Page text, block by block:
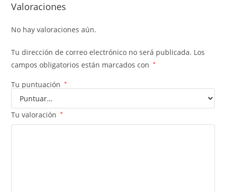
Valoraciones
No hay valoraciones aún.
Tu dirección de correo electrónico no será publicada. Los
campos obligatorios están marcados con
*
Tu puntuación *
Tu valoración *